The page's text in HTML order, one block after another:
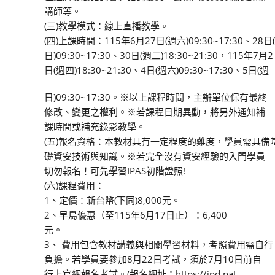
講師等。
(三)教學模式：線上直播教學。
(四)上課時間：115年6月27日(週六)09:30~17:30、28日
日)09:30~17:30、30日(週二)18:30~21:30，115年7月2
日(週四)18:30~21:30、4日(週六)09:30~17:30、5日(週
日)09:30~17:30。※以上課程時間，主辦單位保有最終
修改、變更之權利。※若課程日期異動，將另外通知補
課時間或補充錄影教學。
(五)報名資格：本教材具有一定程度的難度，學員需具備
礎資安技術與知識。※若完全沒有資安經驗的入門學員
切勿報名！可先學習IPAS初階證照!
(六)課程費用：
1、定價：新台幣(下同)8,000元。
2、早鳥優惠（至115年6月17日止）：6,400
元。
3、 費用包含教材講義與相關學習材料，考照費用需自行
負擔。若學員要參加8月22日考試，須於7月10日前自